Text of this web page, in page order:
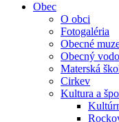
Obec
O obci
Fotogaléria
Obecné
Obecný
Materská
Cirkev
Kultura a